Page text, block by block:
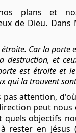
plans et
de Dieu. Dans
Car la porte
destruction, et
est étroite et
qui la trouvent
pas attention,
peut nous
objectifs
rester en Jésus